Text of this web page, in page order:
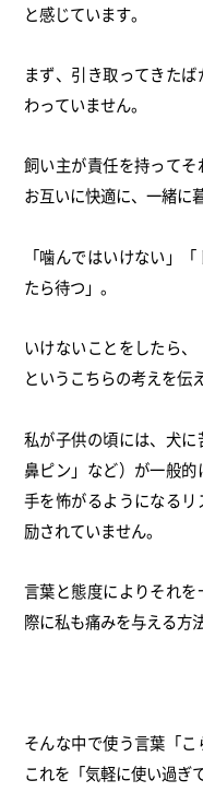
と感じています。
まず、引き取ってきたば
わっていません。
飼い主が責任を持って
お互いに快適に、 一緒に
「噛んではいけない」
たら待つ」。
いけないことをしたら、
というこちらの考えを伝
私が子供の頃には、犬
鼻ピン」など）が一般的
手を怖がるようになるリ
励されていません。
言葉と態度によりそれを
際に私も痛みを与える方
そんな中で使う言葉「こ
これを「気軽に使い過ぎ